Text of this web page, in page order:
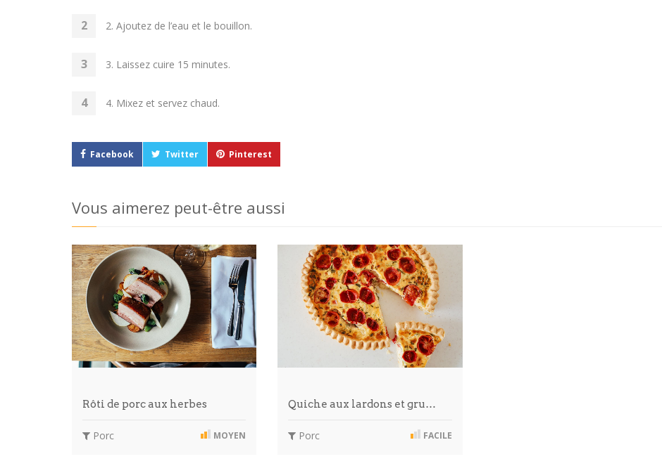
2. Ajoutez de l’eau et le bouillon.
3. Laissez cuire 15 minutes.
4. Mixez et servez chaud.
Facebook Twitter Pinterest
Vous aimerez peut-être aussi
Rôti de porc aux herbes
Porc MOYEN
Quiche aux lardons et gru…
Porc FACILE